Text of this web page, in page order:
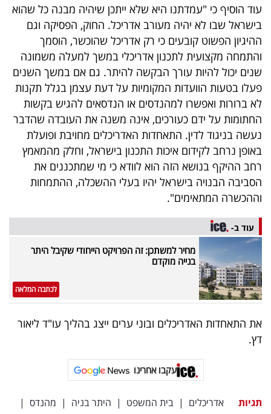
עוד הוסיף כי "עמדתנו היא שלא ייתכן שיהיה מבנה כל שהוא
בישראל שבו לא יהיה מעורב אדריכל. החוק, הפסיקה וגם
ההיגיון הפשוט קובעים כי רק אדריכל שהוכשר, הוסמך
והתמחה מקצועית לתכנון אדריכלי במשך למעלה משמונה
שנים יכול להיות עורך הבקשה להיתר. גם אם במשך השנים
פעלו בטעות הוועדות המקומיות על דעת עצמן בגלל תקנות
לא ברורות ואפשרו למהנדסים או הנדסאים להגיש בקשות
החתומות על ידם כעורכים, אינה משנה את העובדה שהדבר
נעשה בניגוד לדין. התאחדות האדריכלים מחויבת ופועלת
באופן נרחב לקידום איכות התכנון בישראל, וחלק מהמאמץ
רחב ההיקף בנושא הזה הוא לוודא כי מי שמתכננים את
הסביבה הבנויה בישראל יהיו בעלי ההשכלה, ההתמחות
וההכשרה המתאימים".
עוד ב-
מחיר למשתכן: זה הפרויקט הייחודי שקיבל היתר
בנייה מוקדם
לכתבה המלאה
את התאחדות האדריכלים ובוני ערים ייצג בהליך עו"ד ליאור
דץ.
עקבו אחרינו
תגיות אדריכלים | בית המשפט | היתר בניה | מהנדס |